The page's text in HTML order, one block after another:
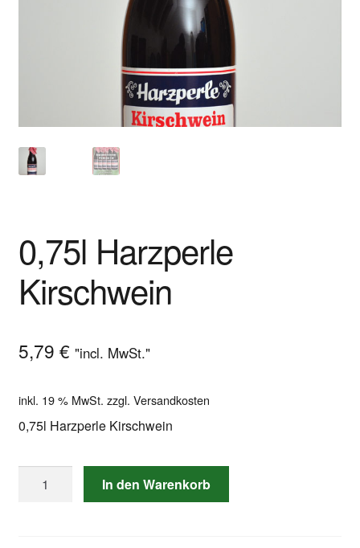
Zahlungsarten
0,75l Harzperle
Kirschwein
5,79 € "incl. MwSt."
inkl. 19 % MwSt. zzgl. Versandkosten
0,75l Harzperle Kirschwein
Harzperle
In den Warenkorb